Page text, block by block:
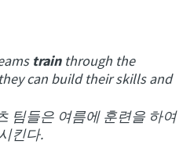
trainthrough the
can build their skills and
팀들은 여름에 훈련을 하여
킨다.